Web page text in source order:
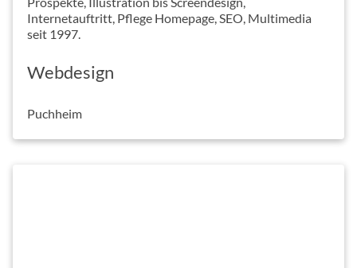
Internetauftritt, Pflege Homepage, SEO, Multimedia
seit 1997.
Webdesign
Puchheim